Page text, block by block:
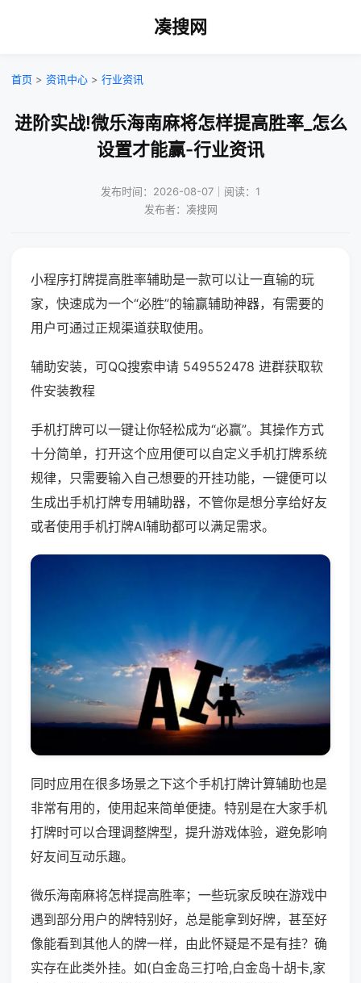
凑搜网
首页 > 资讯中心 > 行业资讯
进阶实战!微乐海南麻将怎样提高胜率_怎么
设置才能赢-行业资讯
发布时间：2026-08-07｜阅读：1
发布者：凑搜网
小程序打牌提高胜率辅助是一款可以让一直输的玩
家，快速成为一个“必胜”的输赢辅助神器，有需要的
用户可通过正规渠道获取使用。
辅助安装，可QQ搜索申请 549552478 进群获取软
件安装教程
手机打牌可以一键让你轻松成为“必赢”。其操作方式
十分简单，打开这个应用便可以自定义手机打牌系统
规律，只需要输入自己想要的开挂功能，一键便可以
生成出手机打牌专用辅助器，不管你是想分享给好友
或者使用手机打牌AI辅助都可以满足需求。
同时应用在很多场景之下这个手机打牌计算辅助也是
非常有用的，使用起来简单便捷。特别是在大家手机
打牌时可以合理调整牌型，提升游戏体验，避免影响
好友间互动乐趣。
微乐海南麻将怎样提高胜率；一些玩家反映在游戏中
遇到部分用户的牌特别好，总是能拿到好牌，甚至好
像能看到其他人的牌一样，由此怀疑是不是有挂？确
实存在此类外挂。如(白金岛三打哈,白金岛十胡卡,家